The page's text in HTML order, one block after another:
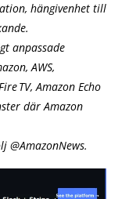
hängivenhet till
anpassade
AWS,
TV, Amazon Echo
där Amazon
@AmazonNews.